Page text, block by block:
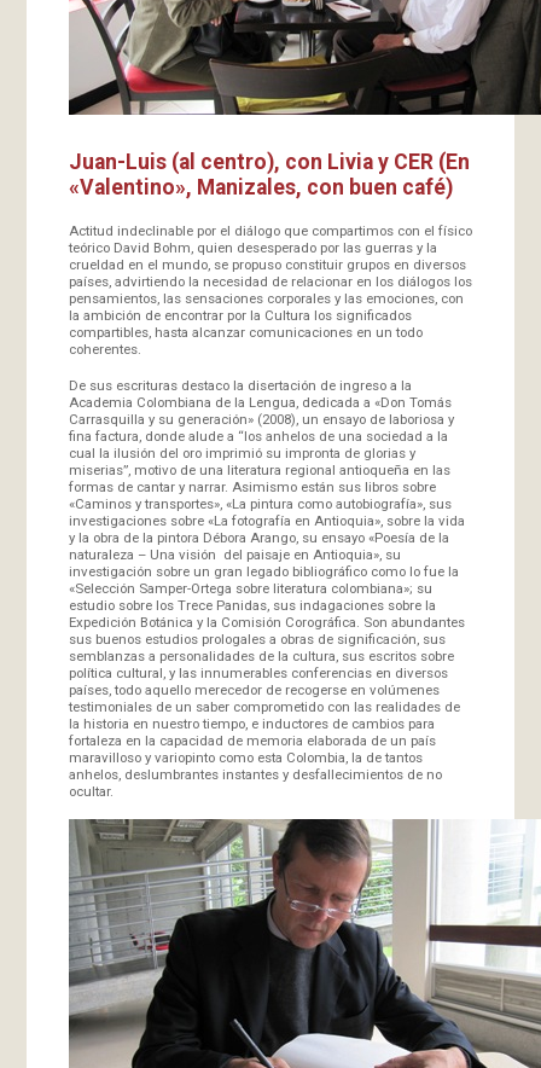
Juan-Luis (al centro), con Livia y CER (En
«Valentino», Manizales, con buen café)
Actitud indeclinable por el diálogo que compartimos con el físico
teórico David Bohm, quien desesperado por las guerras y la
crueldad en el mundo, se propuso constituir grupos en diversos
países, advirtiendo la necesidad de relacionar en los diálogos los
pensamientos, las sensaciones corporales y las emociones, con
la ambición de encontrar por la Cultura los significados
compartibles, hasta alcanzar comunicaciones en un todo
coherentes.
De sus escrituras destaco la disertación de ingreso a la
Academia Colombiana de la Lengua, dedicada a «Don Tomás
Carrasquilla y su generación» (2008), un ensayo de laboriosa y
fina factura, donde alude a “los anhelos de una sociedad a la
cual la ilusión del oro imprimió su impronta de glorias y
miserias”, motivo de una literatura regional antioqueña en las
formas de cantar y narrar. Asimismo están sus libros sobre
«Caminos y transportes», «La pintura como autobiografía», sus
investigaciones sobre «La fotografía en Antioquia», sobre la vida
y la obra de la pintora Débora Arango, su ensayo «Poesía de la
naturaleza – Una visión del paisaje en Antioquia», su
investigación sobre un gran legado bibliográfico como lo fue la
«Selección Samper-Ortega sobre literatura colombiana»; su
estudio sobre los Trece Panidas, sus indagaciones sobre la
Expedición Botánica y la Comisión Corográfica. Son abundantes
sus buenos estudios prologales a obras de significación, sus
semblanzas a personalidades de la cultura, sus escritos sobre
política cultural, y las innumerables conferencias en diversos
países, todo aquello merecedor de recogerse en volúmenes
testimoniales de un saber comprometido con las realidades de
la historia en nuestro tiempo, e inductores de cambios para
fortaleza en la capacidad de memoria elaborada de un país
maravilloso y variopinto como esta Colombia, la de tantos
anhelos, deslumbrantes instantes y desfallecimientos de no
ocultar.